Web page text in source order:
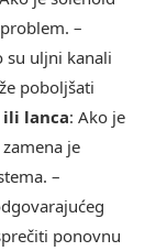
–
su uljni kanali
poboljšati
ili lanca: Ako je
je
–
ponovnu